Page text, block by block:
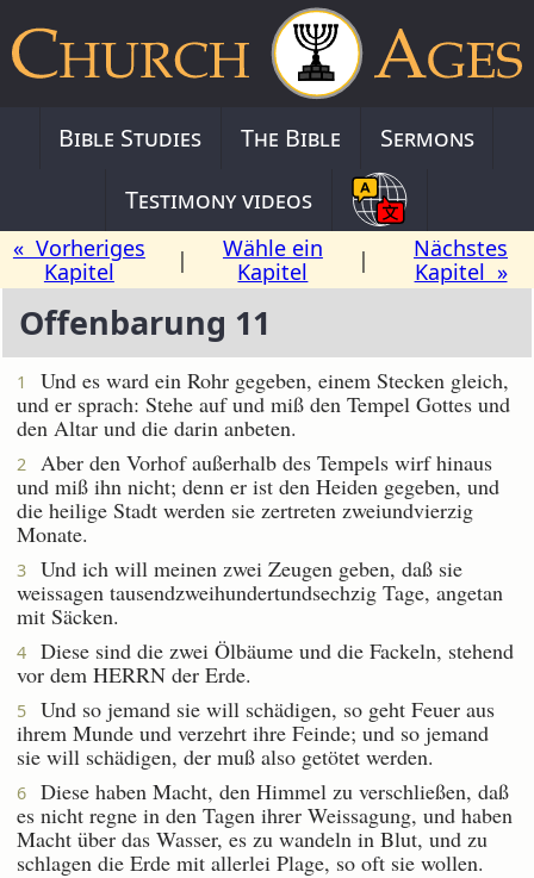
Bible Studies The Bible
Sermons
Testimony videos
« Vorheriges
Kapitel
|
Wähle ein
Kapitel
|
Nächstes
Kapitel »
Offenbarung 11
1
Und es ward ein Rohr gegeben, einem Stecken gleich,
und er sprach: Stehe auf und miß den Tempel Gottes und
den Altar und die darin anbeten.
2
Aber den Vorhof außerhalb des Tempels wirf hinaus
und miß ihn nicht; denn er ist den Heiden gegeben, und
die heilige Stadt werden sie zertreten zweiundvierzig
Monate.
3
Und ich will meinen zwei Zeugen geben, daß sie
weissagen tausendzweihundertundsechzig Tage, angetan
mit Säcken.
4
Diese sind die zwei Ölbäume und die Fackeln, stehend
vor dem HERRN der Erde.
5
Und so jemand sie will schädigen, so geht Feuer aus
ihrem Munde und verzehrt ihre Feinde; und so jemand
sie will schädigen, der muß also getötet werden.
6
Diese haben Macht, den Himmel zu verschließen, daß
es nicht regne in den Tagen ihrer Weissagung, und haben
Macht über das Wasser, es zu wandeln in Blut, und zu
schlagen die Erde mit allerlei Plage, so oft sie wollen.